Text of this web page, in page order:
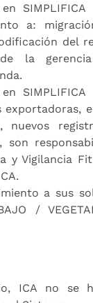
a:
del
la
exportadoras,
nuevos
son
y Vigilancia
a sus
/
ICA no se